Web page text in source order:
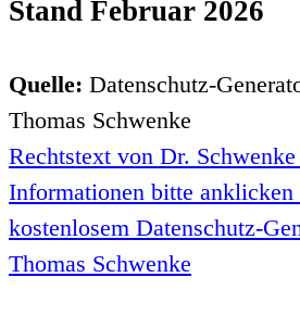
Stand Februar 2026
Quelle: Datenschutz-
Thomas Schwenke
Rechtstext von Dr.
Informationen bitte
kostenlosem Datenschutz-
Thomas Schwenke